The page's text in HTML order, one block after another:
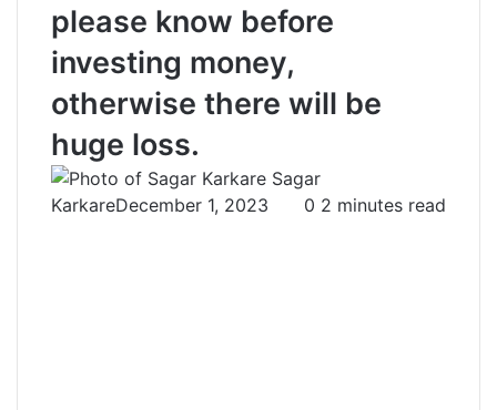
please know before
investing money,
otherwise there will be
huge loss.
Sagar
KarkareDecember 1, 2023 0 2 minutes read